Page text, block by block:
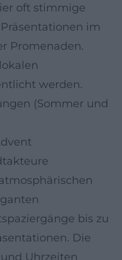
oft stimmige
im
Promenaden.
werden.
(Sommer und
bis zu
Die
Uhrzeiten